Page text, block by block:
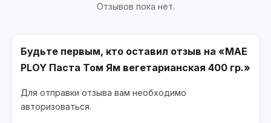
Отзывов пока нет.
Будьте первым, кто оставил отзыв на «MAE
PLOY Паста Том Ям вегетарианская 400 гр.»
Для отправки отзыва вам необходимо
авторизоваться.